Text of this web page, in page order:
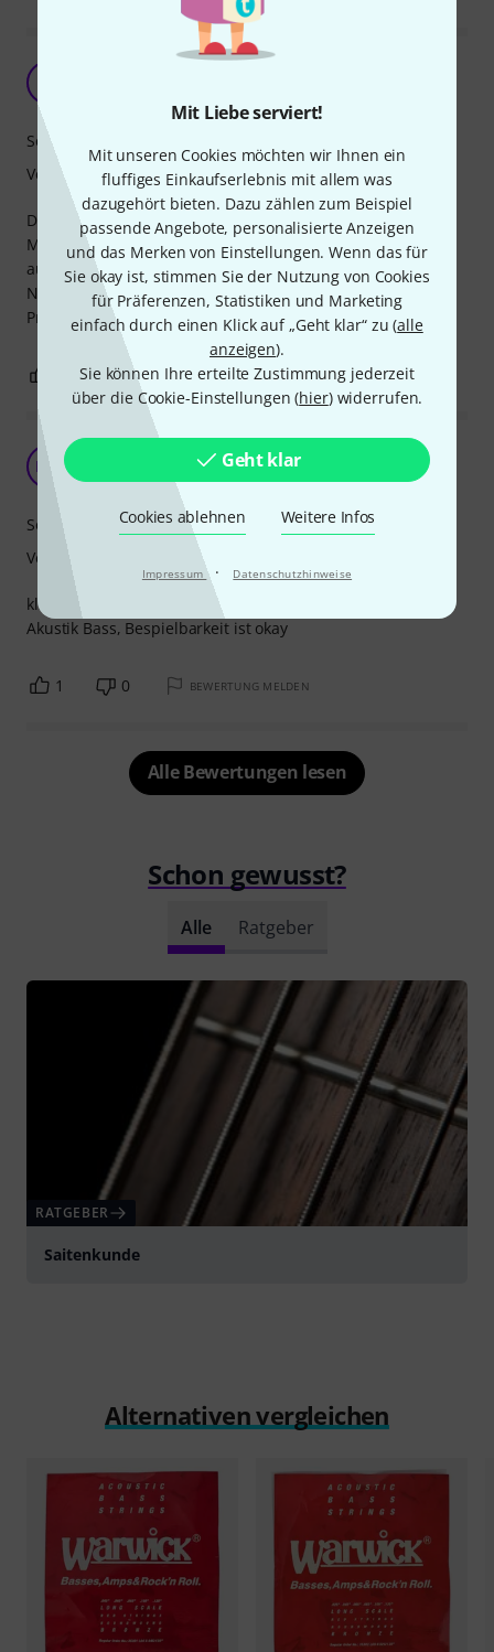
Mit Liebe serviert!
Mit unseren Cookies möchten wir Ihnen ein
fluffiges Einkaufserlebnis mit allem was
dazugehört bieten. Dazu zählen zum Beispiel
passende Angebote, personalisierte Anzeigen
und das Merken von Einstellungen. Wenn das für
Sie okay ist, stimmen Sie der Nutzung von Cookies
für Präferenzen, Statistiken und Marketing
einfach durch einen Klick auf „Geht klar“ zu (alle
anzeigen).
Sie können Ihre erteilte Zustimmung jederzeit
über die Cookie-Einstellungen (hier) widerrufen.
Geht klar
Cookies ablehnen Weitere Infos
Impressum · Datenschutzhinweise
Diese Saiten sind gut.
Machen was sie sollen, klingen gut, rauen die Finger nicht
auf und sind ziemlich lange klang stabil bei regelmäßiger
Nutzung.
Präsenz, Brillianz und Tiefton kommen gut rüber.
Sound
Verarbeitung
0 BEWERTUNG MELDEN
MN Ersatz für HB Originalsaiten
Mr. Nightingale 21.05.2021
klingen besser als das Original auf dem Harley Benton
Akustik Bass, Bespielbarkeit ist okay
Sound
Verarbeitung
1 0 BEWERTUNG MELDEN
Alle Bewertungen lesen
Schon gewusst?
Alle Ratgeber
RATGEBER
Saitenkunde
Alternativen vergleichen